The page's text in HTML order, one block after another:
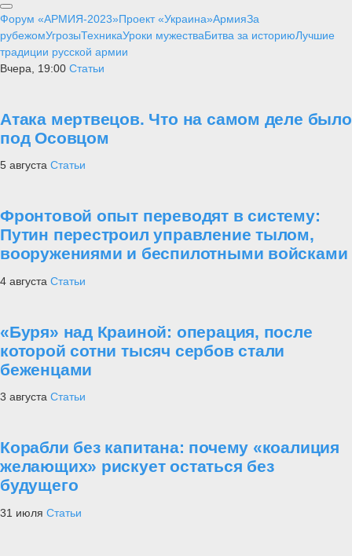
Форум «АРМИЯ-2023»Проект «Украина»АрмияЗа
рубежомУгрозыТехникаУроки мужестваБитва за историюЛучшие
традиции русской армии
Вчера, 19:00 Статьи
Атака мертвецов. Что на самом деле было
под Осовцом
5 августа Статьи
Фронтовой опыт переводят в систему:
Путин перестроил управление тылом,
вооружениями и беспилотными войсками
4 августа Статьи
«Буря» над Краиной: операция, после
которой сотни тысяч сербов стали
беженцами
3 августа Статьи
Корабли без капитана: почему «коалиция
желающих» рискует остаться без
будущего
31 июля Статьи